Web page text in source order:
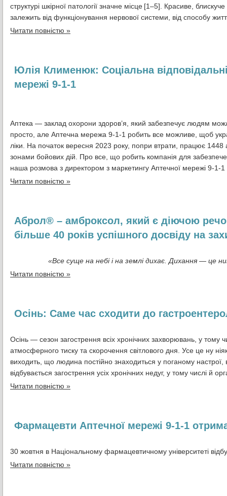
структурі шкірної патології значне місце [1–5]. Красиве,
залежить від функціонування нервової системи, від способу
Читати повністю »
Юлія Клименюк: Соціальна
мережі 9-1-1
Аптека — заклад охорони здоров’я, який забезпечує людям
просто, але Аптечна мережа 9-1-1 робить все можливе, щоб
ліки. На початок вересня 2023 року, попри втрати, працює 1448
зонами бойових дій. Про все, що робить компанія для
наша розмова з директором з маркетингу Аптечної мережі 9-
Читати повністю »
Аброл® – амброксол, який є діючою
більше 40 років успішного досвіду на
«Все суще на небі і на землі дихає. Дихання — це
Читати повністю »
Осiнь: Саме час сходити до
Осінь — сезон загострення всіх хронічних захворювань, у тому
атмосферного тиску та скорочення світлового дня. Усе це ну
виходить, що людина постійно знаходиться у поганому
відбувається загострення усіх хронічних недуг, у тому числі й
Читати повністю »
Фармацевти Аптечної мережі 9-1-1
30 жовтня в Національному фармацевтичному університеті
Читати повністю »